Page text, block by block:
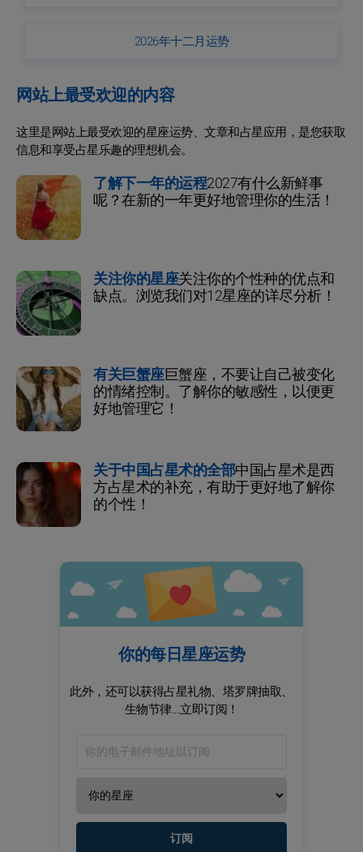
2026年十二月运势
网站上最受欢迎的内容
这里是网站上最受欢迎的星座运势、文章和占星应用，是您获取
信息和享受占星乐趣的理想机会。
了解下一年的运程2027有什么新鲜事
呢？在新的一年更好地管理你的生活！
关注你的星座关注你的个性种的优点和
缺点。浏览我们对12星座的详尽分析！
有关巨蟹座巨蟹座，不要让自己被变化
的情绪控制。了解你的敏感性，以便更
好地管理它！
关于中国占星术的全部中国占星术是西
方占星术的补充，有助于更好地了解你
的个性！
你的每日星座运势
此外，还可以获得占星礼物、塔罗牌抽取、
生物节律...立即订阅！
订阅